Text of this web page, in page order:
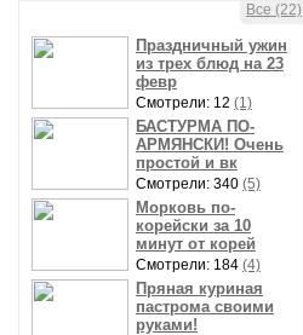
Все (22)
Праздничный ужин
из трех блюд на 23
февр
Смотрели: 12 (1)
БАСТУРМА ПО-
АРМЯНСКИ! Очень
простой и вк
Смотрели: 340 (5)
Морковь по-
корейски за 10
минут от корей
Смотрели: 184 (4)
Пряная куриная
пастрома своими
руками!